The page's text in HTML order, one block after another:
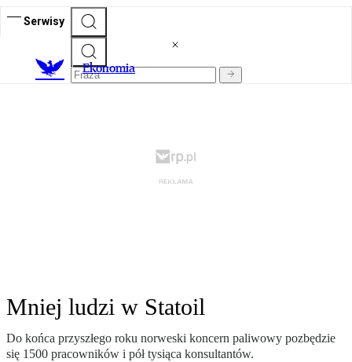
Serwisy
Ekonomia
Mniej ludzi w Statoil
Do końca przyszłego roku norweski koncern paliwowy pozbędzie
się 1500 pracowników i pół tysiąca konsultantów.